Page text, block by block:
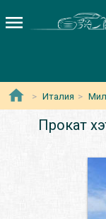
Италия
Прокат